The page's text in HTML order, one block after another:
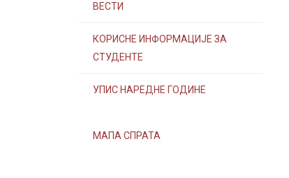
ВЕСТИ
КОРИСНЕ ИНФОРМАЦИЈЕ ЗА
СТУДЕНТЕ
УПИС НАРЕДНЕ ГОДИНЕ
МАПА СПРАТА